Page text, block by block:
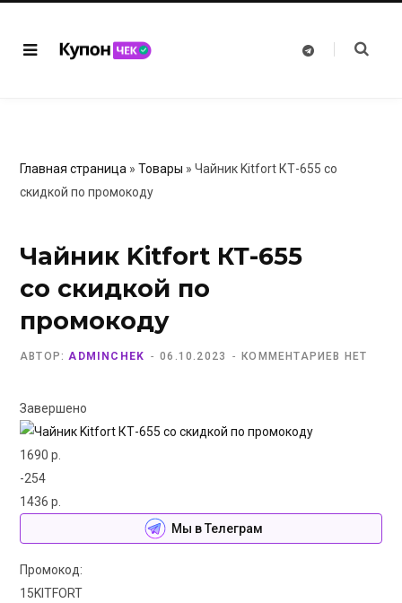
T
Главная страница » Товары » Чайник Kitfort КТ-655 со
скидкой по промокоду
Чайник Kitfort КТ-655
со скидкой по
промокоду
АВТОР: ADMINCHEK 06.10.2023 КОММЕНТАРИЕВ НЕТ
Завершено
1690 р.
-254
1436 р.
Мы в Телеграм
Промокод:
15KITFORT